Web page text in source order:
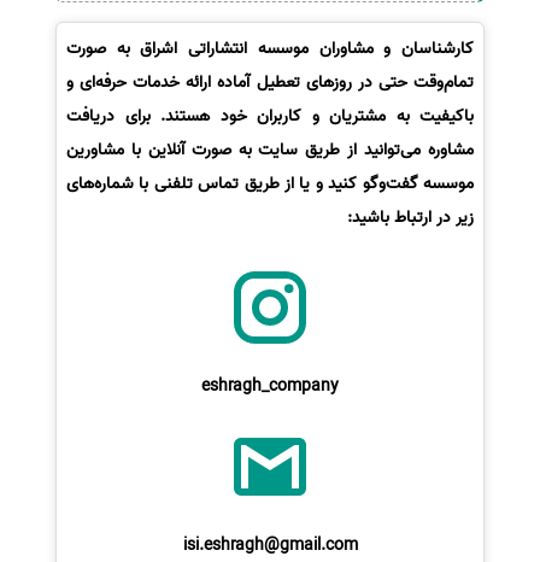
کارشناسان و مشاوران موسسه انتشاراتی اشراق به صورت
تمام‌وقت حتی در روزهای تعطیل آماده ارائه خدمات حرفه‌ای و
باکیفیت به مشتریان و کاربران خود هستند. برای دریافت
مشاوره می‌توانید از طریق سایت به صورت آنلاین با مشاورین
موسسه گفت‌وگو کنید و یا از طریق تماس تلفنی با شماره‌های
زیر در ارتباط باشید:
eshragh_company
isi.eshragh@gmail.com